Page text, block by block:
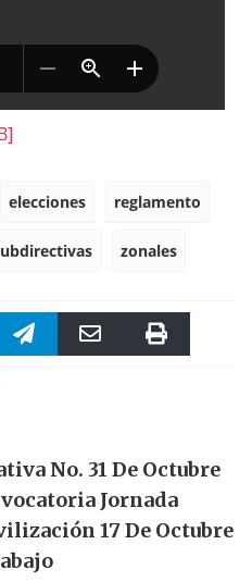
elecciones reglamento
zonales
No. 31 De Octubre
Jornada
17 De Octubre